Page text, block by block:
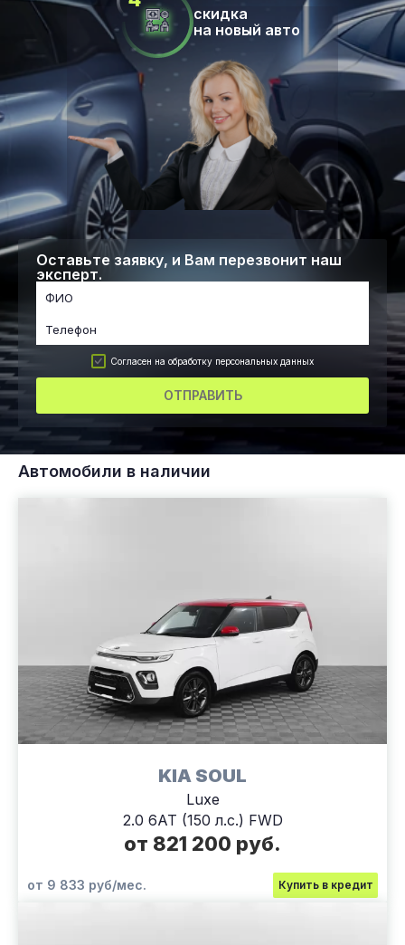
Оставьте заявку, и Вам перезвонит наш
эксперт.
Согласен на обработку персональных данных
ОТПРАВИТЬ
скидка
на новый авто
Автомобили в наличии
KIA SOUL
Luxe
2.0 6АТ (150 л.с.) FWD
от 821 200 руб.
от 9 833 руб/мес. Купить в кредит